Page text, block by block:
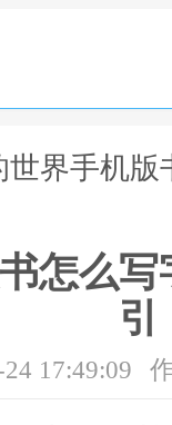
世界手机
怎么
引
17:49:09